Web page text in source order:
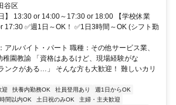
谷区
】 13:30 or 14:00～17:30 or 18:00 【学校休業
17:30 ✅週1日～OK！ ✅1日3時間～OK (シフト勤
アルバイト・パート 職種：その他サービス業、
稚園教諭 「資格はあるけど、現場経験がな
ンクがある…」 そんな方も大歓迎！ 難しいカリ
迎 扶養内勤務OK 社員登用あり
週1日からOK
間以内OK 土日祝のみOK
主婦・主夫歓迎